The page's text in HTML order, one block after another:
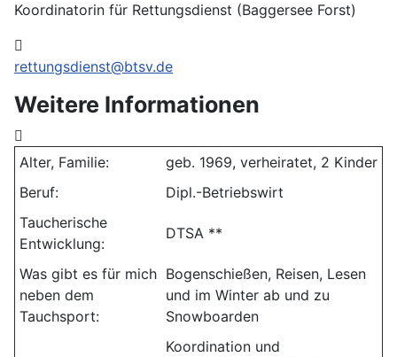
Koordinatorin für Rettungsdienst (Baggersee Forst)
rettungsdienst@btsv.de
Weitere Informationen
Alter, Familie:
geb. 1969, verheiratet, 2 Kinder
Beruf:
Dipl.-Betriebswirt
Taucherische
Entwicklung:
DTSA **
Was gibt es für mich
neben dem
Tauchsport:
Bogenschießen, Reisen, Lesen
und im Winter ab und zu
Snowboarden
Koordination und